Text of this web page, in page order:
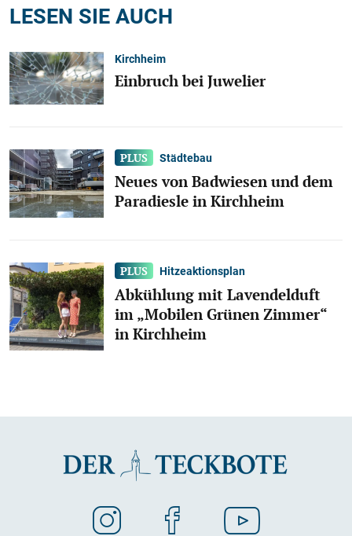
LESEN SIE AUCH
Kirchheim
Einbruch bei Juwelier
Städtebau
Neues von Badwiesen und dem
Paradiesle in Kirchheim
Hitzeaktionsplan
Abkühlung mit Lavendelduft
im „Mobilen Grünen Zimmer“
in Kirchheim